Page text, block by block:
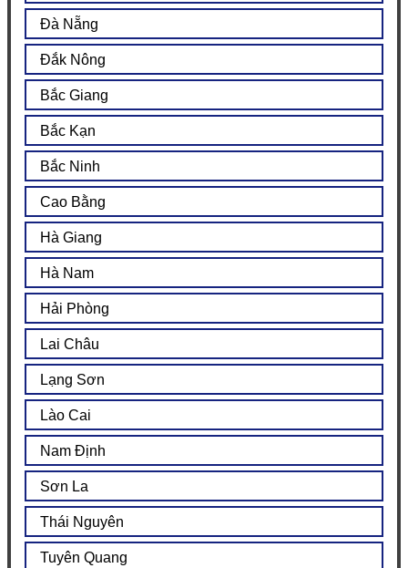
Đà Nẵng
Đắk Nông
Bắc Giang
Bắc Kạn
Bắc Ninh
Cao Bằng
Hà Giang
Hà Nam
Hải Phòng
Lai Châu
Lạng Sơn
Lào Cai
Nam Định
Sơn La
Thái Nguyên
Tuyên Quang